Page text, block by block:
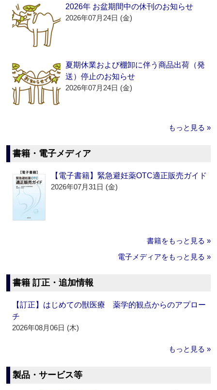
2026年 お盆期間中の休刊のお知らせ
2026年07月24日 (金)
夏期休業および棚卸に伴う商品出荷（発
送）停止のお知らせ
2026年07月24日 (金)
もっと見る »
書籍・電子メディア
【電子書籍】緊急避妊薬OTC適正販売ガイド
2026年07月31日 (金)
書籍をもっと見る »
電子メディアをもっと見る »
書籍 訂正・追加情報
【訂正】はじめての獣医療 薬学的観点からのアプロー
チ
2026年08月06日 (木)
もっと見る »
製品・サービス等